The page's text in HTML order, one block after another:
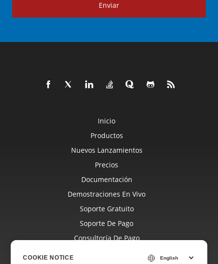
Enviar
Inicio
Productos
Nuevos Lanzamientos
Precios
Documentación
Demostraciones En Vivo
Soporte Gratuito
Soporte De Pago
Consultoría De Pago
COOKIE NOTICE